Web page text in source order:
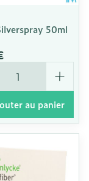
50ml
au panier